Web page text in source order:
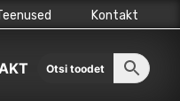
Kontakt